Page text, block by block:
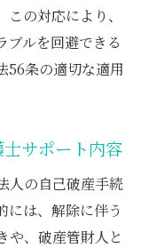
の対応により、
ブルを回避できる
56条の適切な適用
サポート内容
人の自己破産手続
には、解除に伴う
や、破産管財人と